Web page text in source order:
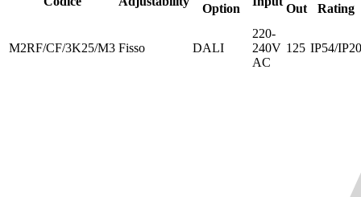
Option
Out
Rating
M2RF/CF/3K25/M3 Fisso DALI
220-
240V
AC
125 IP54/IP20